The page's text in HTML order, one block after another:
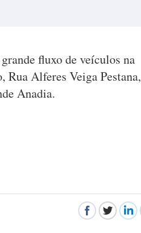
fluxo de veículos na
Rua Alferes Veiga Pestana,
Anadia.